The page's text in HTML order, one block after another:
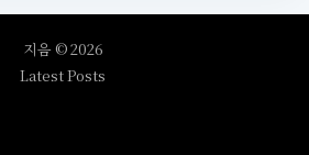
지음© 2026
Latest Posts